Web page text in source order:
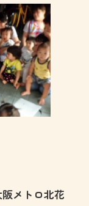
メトロ北花